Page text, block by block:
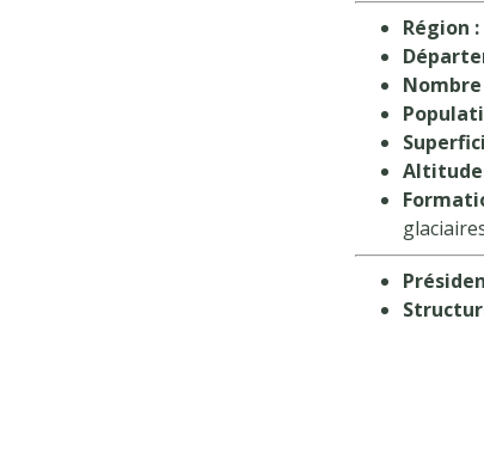
Région :